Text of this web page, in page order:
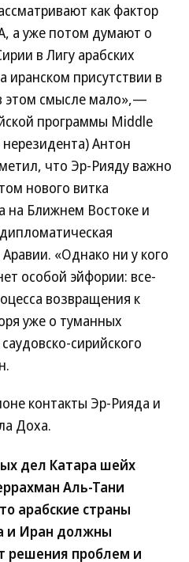
как фактор
а уже потом думают о
в Лигу арабских
иранском присутствии в
этом смысле мало»,—
программы Middle
Антон
что Эр-Рияду важно
нового витка
на Ближнем Востоке и
«Однако ни у кого
особой эйфории: все-
возвращения к
уже о туманных
сирийского
контакты Эр-Рияда и
Доха.
дел Катара шейх
Аль-Тани
арабские страны
и Иран должны
решения проблем и